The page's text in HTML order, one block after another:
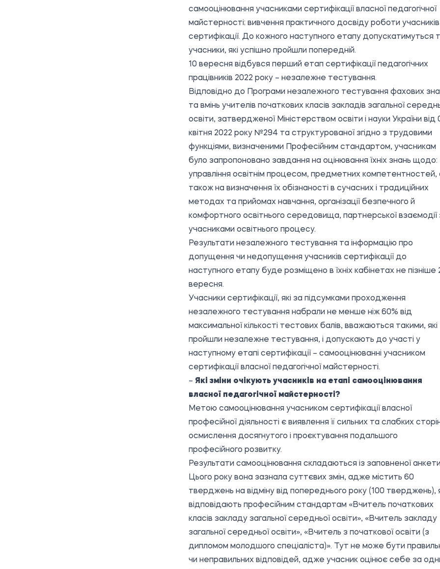
самооцінювання учасниками сертифікації власної педагогічної
майстерності; вивчення практичного досвіду роботи учасників
сертифікації. До кожного наступного етапу допускатимуться
учасники, які успішно пройшли попередній.
10 вересня відбувся перший етап сертифікації педагогічних
працівників 2022 року – незалежне тестування.
Відповідно до Програми незалежного тестування фахових
та вмінь учителів початкових класів закладів загальної
освіти, затвердженої Міністерством освіти і науки України від
квітня 2022 року №294 та структурованої згідно з трудовими
функціями, визначеними Професійним стандартом, учасникам
було запропоновано завдання на оцінювання їхніх знань щодо:
управління освітнім процесом, предметних компетентностей,
також на визначення їх обізнаності в сучасних і традиційних
методах та прийомах навчання, організації безпечного й
комфортного освітнього середовища, партнерської взаємодії
учасниками освітнього процесу.
Результати незалежного тестування та інформацію про
допущення чи недопущення учасників сертифікації до
наступного етапу буде розміщено в їхніх кабінетах не пізніше
вересня.
Учасники сертифікації, які за підсумками проходження
незалежного тестування набрали не менше ніж 60% від
максимальної кількості тестових балів, вважаються такими, які
пройшли незалежне тестування, і допускають до участі у
наступному етапі сертифікації – самооцінюванні учасником
сертифікації власної педагогічної майстерності.
– Які зміни очікують учасників на етапі самооцінювання
власної педагогічної майстерності?
Метою самооцінювання учасником сертифікації власної
професійної діяльності є виявлення її сильних та слабких
осмислення досягнутого і проєктування подальшого
професійного розвитку.
Результати самооцінювання складаються із заповненої
Цього року вона зазнала суттєвих змін, адже містить 60
тверджень на відміну від попереднього року (100 тверджень),
відповідають професійним стандартам «Вчитель початкових
класів закладу загальної середньої освіти», «Вчитель закладу
загальної середньої освіти», «Вчитель з початкової освіти (з
дипломом молодшого спеціаліста)». Тут не може бути
чи неправильних відповідей, адже учасник оцінює себе за